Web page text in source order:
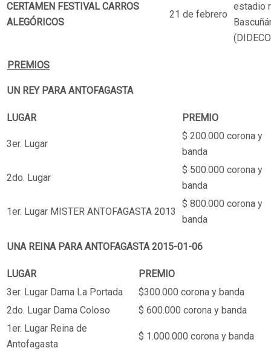
CERTAMEN FESTIVAL CARROS
ALEGÓRICOS
21 de febrero
estadio
PREMIOS
UN REY PARA ANTOFAGASTA
LUGAR PREMIO
3er. Lugar
$ 200.000 corona y
banda
2do. Lugar
$ 500.000 corona y
banda
1er. Lugar MISTER ANTOFAGASTA 2013
$ 800.000 corona y
banda
UNA REINA PARA ANTOFAGASTA 2015-01-06
LUGAR
PREMIO
3er. Lugar Dama La Portada
$300.000 corona y banda
2do. Lugar Dama Coloso
$ 600.000 corona y banda
1er. Lugar Reina de
Antofagasta
$ 1.000.000 corona y banda